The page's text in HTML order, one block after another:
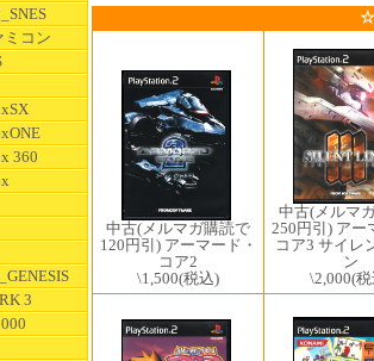
ミコン
360
3
☆
中古(メルマガ購読で
120円引) アーマード・
コア2
\1,500(税込)
中古(メルマ
250円引) アー
コア3 サイレ
ン
\2,000(